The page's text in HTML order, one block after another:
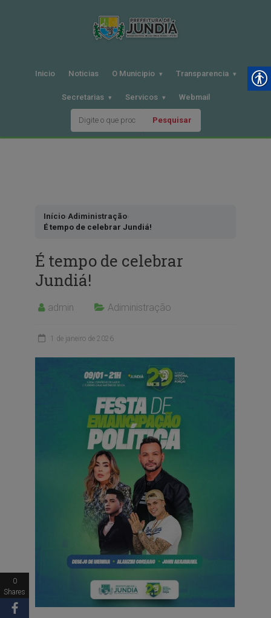
Inicio Noticias O Municipio Transparencia
Secretarias Servicos Webmail
Pesquisar
Início›Adiministração›
É tempo de celebrar Jundiá!
É tempo de celebrar
Jundiá!
admin Adiministração
1 de janeiro de 2026
0
Shares